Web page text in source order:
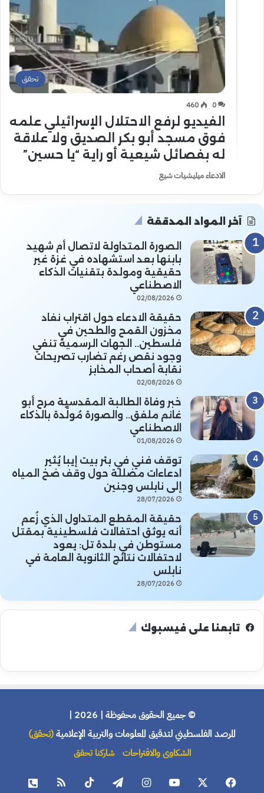
تحقق
0
460
الفيديو لرفع الاحتلال الإسرائيلي علمه
فوق مسجد أبو بكر الصديق ولا علاقة
له بفصائل شيعية أو راية “يا حسين”
الادعاء ميليشيات شيع
آخر المواد المدققة
الصورة المتداولة لاتصال أم شهيد
بابنها بعد استشهاده في غزة غير
حقيقية ومولدة بتقنيات الذكاء
الاصطناعي
02/08/2026
حقيقة الادعاء حول اقتراب نفاد
مخزون القمح والطحين في
فلسطين.. الجهات الرسمية تنفي
وجود نقص رغم تضارب تصريحات
نقابة أصحاب المخابز
02/08/2026
خبر وفاة الطالبة المقدسية مرح أبو
غانم ملفق.. والصورة مُولَّدة بالذكاء
الاصطناعي
01/08/2026
توقف فني في بئر بيت إيبا يُثير
ادعاءات مضللة حول وقف ضخ المياه
إلى نابلس وجنين
28/07/2026
حقيقة المقطع المتداول الذي زُعم
أنه يوثق احتفالات فلسطينية بمقتل
مستوطن في بلدة تل: يعود
لاحتفالات نتائج الثانوية العامة في
نابلس
28/07/2026
تابعنا على فيسبوك
© جميع الحقوق محفوظة | 2026 |
المرصد الفلسطيني لتدقيق المعلومات والتربية الإعلامية(تحقق)
الشكاوى والاقتراحات شاركنا تحقق
فيسبوك يوتيوب انستقرام تيلقرام ‫TikTok ملخص